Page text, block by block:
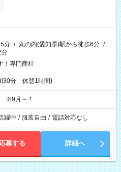
分 / 丸の内(愛知県)駅から徒歩6分 /
分
！専門商社
30分 休憩1時間)
※9月～！
躍中 / 服装自由 / 電話対応なし
応募する 詳細へ